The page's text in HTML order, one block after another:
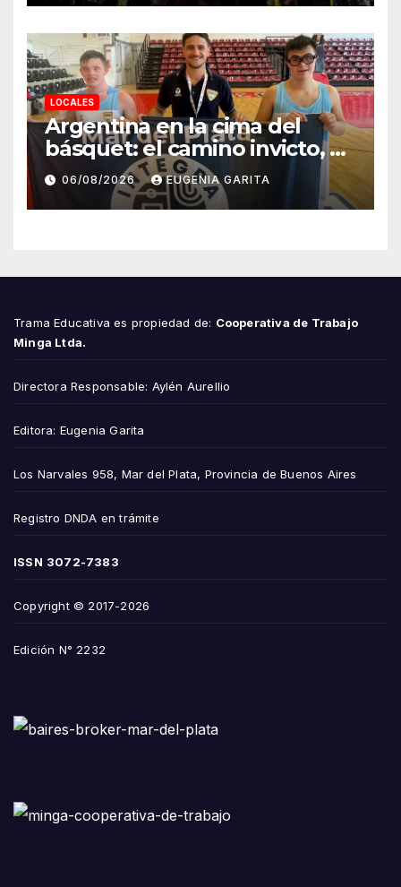
LOCALES
Argentina en la cima del
básquet: el camino invicto, el
esfuerzo familiar y la jugada
que valió un Mundial
06/08/2026 EUGENIA GARITA
Trama Educativa es propiedad de: Cooperativa de Trabajo
Minga Ltda.
Directora Responsable: Aylén Aurellio
Editora: Eugenia Garita
Los Narvales 958, Mar del Plata, Provincia de Buenos Aires
Registro DNDA en trámite
ISSN 3072-7383
Copyright © 2017-2026
Edición N° 2232